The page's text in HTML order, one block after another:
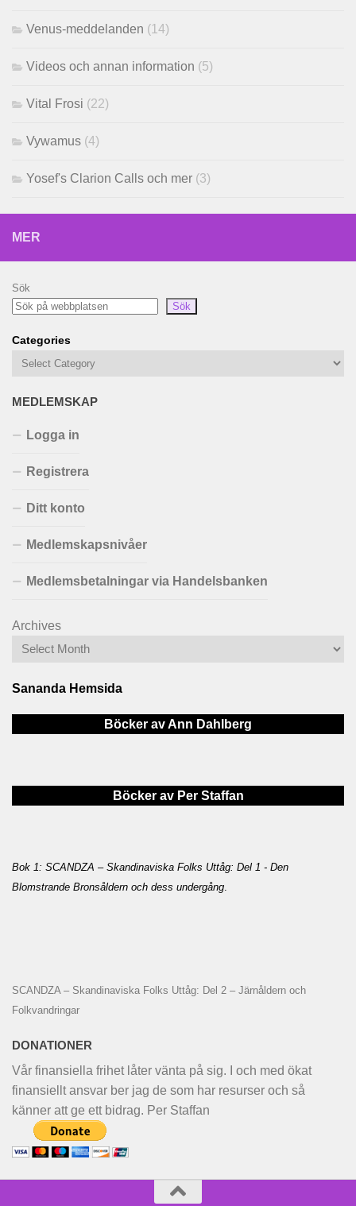
Venus-meddelanden (14)
Videos och annan information (5)
Vital Frosi (22)
Vywamus (4)
Yosef's Clarion Calls och mer (3)
MER
Sök
Sök
Categories
MEDLEMSKAP
Logga in
Registrera
Ditt konto
Medlemskapsnivåer
Medlemsbetalningar via Handelsbanken
Archives
Sananda Hemsida
Böcker av Ann Dahlberg
Böcker av Per Staffan
Bok 1: SCANDZA – Skandinaviska Folks Uttåg: Del 1 - Den
Blomstrande Bronsåldern och dess undergång.
SCANDZA – Skandinaviska Folks Uttåg: Del 2 – Järnåldern och
Folkvandringar
DONATIONER
Vår finansiella frihet låter vänta på sig. I och med ökat
finansiellt ansvar ber jag de som har resurser och så
känner att ge ett bidrag. Per Staffan